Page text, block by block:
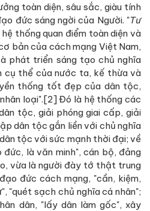
toàn diện, sâu sắc, giàu tính
đức sáng ngời của Người. "Tư
thống quan điểm toàn diện và
bản của cách mạng Việt Nam,
phát triển sáng tạo chủ nghĩa
cụ thể của nước ta, kế thừa và
thống tốt đẹp của dân tộc,
loại".[2] Đó là hệ thống các
tộc, giải phóng giai cấp, giải
dân tộc gắn liền với chủ nghĩa
tộc với sức mạnh thời đại; về
là văn minh", cán bộ, đảng
vừa là người đày tớ thật trung
đức cách mạng, "cần, kiệm,
"quét sạch chủ nghĩa cá nhân";
dân, "lấy dân làm gốc", xây